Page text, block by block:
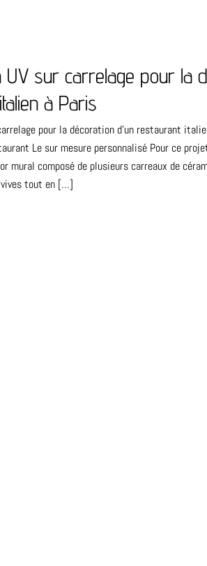
sur carrelage pour la
à Paris
pour la décoration d’un restaurant
Le sur mesure personnalisé Pour ce
mural composé de plusieurs carreaux de
tout en […]